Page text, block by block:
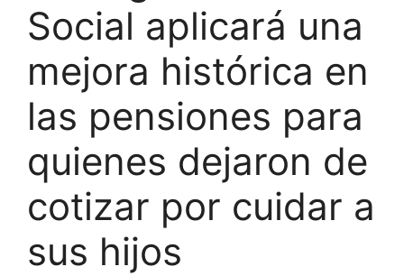
Social aplicará una
mejora histórica en
las pensiones para
quienes dejaron de
cotizar por cuidar a
sus hijos